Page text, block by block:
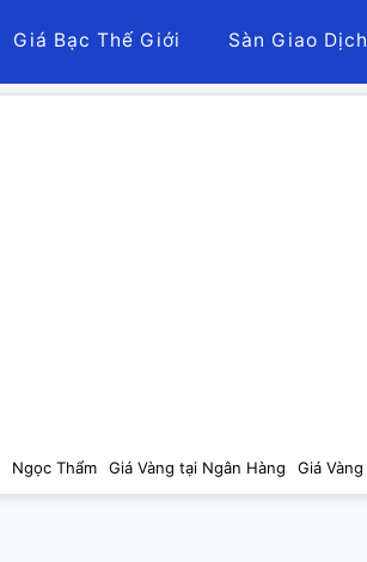
Giá Bạc Thế Giới Sàn Giao Dịch
Ngọc Thẩm Giá Vàng tại Ngân Hàng Giá